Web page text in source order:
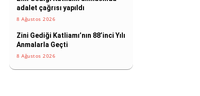
adalet çağrısı yapıldı
8 Ağustos 2026
Zini Gediği Katliamı’nın 88’inci Yılı
Anmalarla Geçti
8 Ağustos 2026